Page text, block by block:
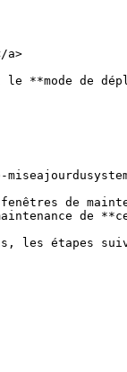
a>
**mode de
de
de
les étapes